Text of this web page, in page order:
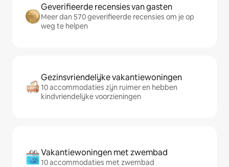
Geverifieerde recensies van gasten
Meer dan 570 geverifieerde recensies om je op
weg te helpen
Gezinsvriendelijke vakantiewoningen
10 accommodaties zijn ruimer en hebben
kindvriendelijke voorzieningen
Vakantiewoningen met zwembad
10 accommodaties met zwembad